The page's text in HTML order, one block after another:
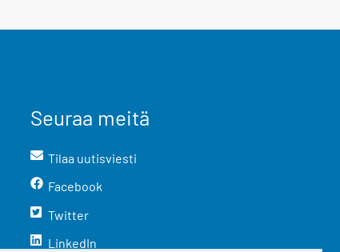
Seuraa meitä
Tilaa uutisviesti
Facebook
Twitter
LinkedIn